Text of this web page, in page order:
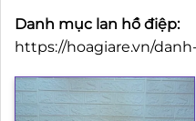
Danh mục lan hồ điệp:
https://hoagiare.vn/